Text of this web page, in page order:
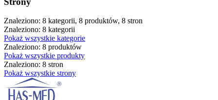
Znaleziono: 8 kategorii, 8 produktów, 8 stron
Znaleziono: 8 kategorii
Pokaż wszystkie kategorie
Znaleziono: 8 produktów
Pokaż wszystkie produkty
Znaleziono: 8 stron
Pokaż wszystkie strony